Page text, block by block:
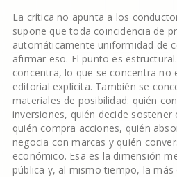
La crítica no apunta a los
supone que toda coincidencia de
automáticamente uniformidad de
afirmar eso. El punto es
concentra, lo que se concentra no
editorial explícita. También se
materiales de posibilidad: quién
inversiones, quién decide
quién compra acciones, quién
negocia con marcas y quién
económico. Esa es la dimensión
pública y, al mismo tiempo, la más